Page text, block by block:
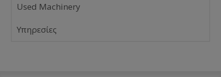
Used Machinery
Υπηρεσίες